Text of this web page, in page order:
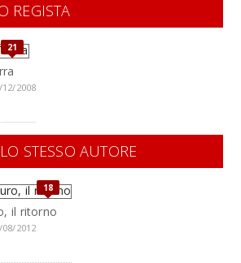
REGISTA
21
12/2008
STESSO AUTORE
18
il ritorno
08/2012